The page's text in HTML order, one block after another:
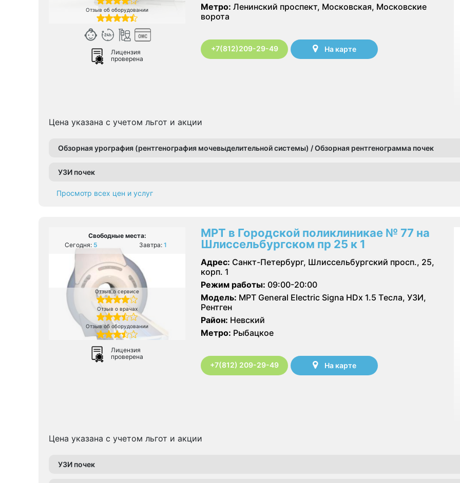
Отзыв об оборудовании
Лицензия
проверена
Метро: Ленинский проспект, Московская, Московские
ворота
+7(812)209-29-49 На карте
Цена указана с учетом льгот и акции
Обзорная урография (рентгенография мочевыделительной системы) / Обзорная рентгенограмма почек
УЗИ почек
Просмотр всех цен и услуг
Свободные места:
Сегодня: 5 Завтра: 1
Отзыв о сервисе
Отзыв о врачах
Отзыв об оборудовании
Лицензия
проверена
МРТ в Городской поликлиникае № 77 на
Шлиссельбургском пр 25 к 1
Адрес: Санкт-Петербург, Шлиссельбургский просп., 25,
корп. 1
Режим работы: 09:00-20:00
Модель: МРТ General Electric Signa HDх 1.5 Tесла, УЗИ,
Рентген
Район: Невский
Метро: Рыбацкое
+7(812) 209-29-49 На карте
Цена указана с учетом льгот и акции
УЗИ почек